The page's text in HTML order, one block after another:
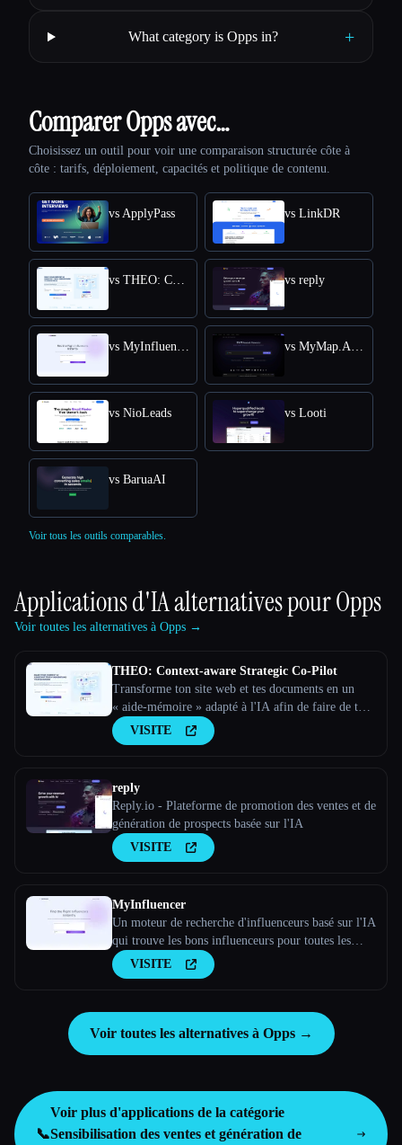
What category is Opps in? +
Comparer Opps avec…
Choisissez un outil pour voir une comparaison structurée côte à
côte : tarifs, déploiement, capacités et politique de contenu.
vs ApplyPass vs LinkDR
vs THEO: Context-aware Strategic Co-Pilot vs reply
vs MyInfluencer vs MyMap.AI Swot Analysis Generator
vs NioLeads vs Looti
vs BaruaAI
Voir tous les outils comparables.
Applications d'IA alternatives pourOpps
Voir toutes les alternatives à Opps →
THEO: Context-aware Strategic Co-Pilot
Transforme ton site web et tes documents en un
« aide-mémoire » adapté à l'IA afin de faire de ton
assistant d'IA un partenaire stratégique
VISITE
reply
Reply.io - Plateforme de promotion des ventes et de
génération de prospects basée sur l'IA
VISITE
MyInfluencer
Un moteur de recherche d'influenceurs basé sur l'IA
qui trouve les bons influenceurs pour toutes les
entreprises
VISITE
Voir toutes les alternatives à Opps →
📞
Voir plus d'applications de la catégorie
Sensibilisation des ventes et génération de